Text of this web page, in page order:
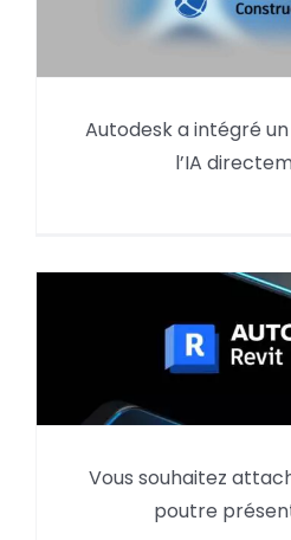
Autodesk
Revit — le
Autodesk a intégré
l’IA
Attachement
avec une
Vous souhaitez
poutre